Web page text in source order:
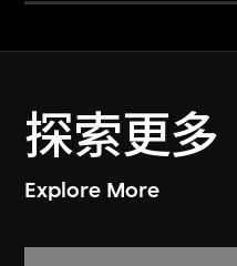
探索更多
Explore More